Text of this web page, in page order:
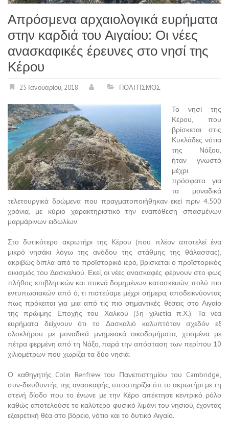
Απρόσμενα αρχαιολογικά ευρήματα
στην καρδιά του Αιγαίου: Οι νέες
ανασκαφικές έρευνες στο νησί της
Κέρου
25 Ιανουαρίου, 2018 ΠΟΛΙΤΙΣΜΟΣ
Το νησί της
Κέρου, που
βρίσκεται στις
Κυκλάδες νότια
της Νάξου,
ήταν γνωστό
μέχρι
πρόσφατα για
τα μοναδικά
τελετουργικά δρώμενα που πραγματοποιήθηκαν εκεί πριν 4.500
χρόνια, με κύριο χαρακτηριστικό την εναπόθεση σπασμένων
μαρμάρινων ειδωλίων.
Στο δυτικότερο ακρωτήρι της Κέρου (που πλέον αποτελεί ένα
μικρό νησάκι λόγω της ανόδου της στάθμης της θάλασσας),
ακριβώς δίπλα από το προϊστορικό ιερό, βρίσκεται ο προϊστορικός
οικισμός του Δασκαλιού. Εκεί, οι νέες ανασκαφές φέρνουν στο φως
πλήθος επιβλητικών και πυκνά δομημένων κατασκευών, πολύ πιο
εντυπωσιακών από ό, τι πιστεύαμε μέχρι σήμερα, αποδεικνύοντας
πως πρόκειται για μια από τις πιο σημαντικές θέσεις στο Αιγαίο
της πρώιμης Εποχής του Χαλκού (3η χιλιετία π.Χ.). Τα νέα
ευρήματα δείχνουν ότι το Δασκαλιό καλυπτόταν σχεδόν εξ
ολοκλήρου με μοναδικά μνημειακά οικοδομήματα, χτισμένα με
πέτρα φερμένη από τη Νάξο, παρά την απόσταση των περίπου 10
χιλιομέτρων που χωρίζει τα δύο νησιά.
Ο καθηγητής Colin Renfrew του Πανεπιστημίου του Cambridge,
συν-διευθυντής της ανασκαφής, υποστηρίζει ότι το ακρωτήρι με τη
στενή δίοδο που το ένωνε με την Κέρο απέκτησε κεντρικό ρόλο
καθώς αποτελούσε το καλύτερο φυσικό λιμάνι του νησιού, έχοντας
εξαιρετική θέα στο βόρειο, νότιο και το δυτικό Αιγαίο.